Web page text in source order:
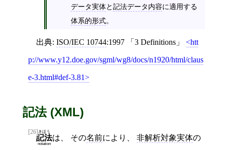
データ実体と記法データ内容に適用する
体系的形式。
出典: ISO/IEC 10744:1997 3 Definitions htt
p://www.y12.doe.gov/sgml/wg8/docs/n1920/html/claus
e-3.html#def-3.81
記法 (XML)
[26]
記法
きほう
notation
は、 その名前により、 非解析対象実体の